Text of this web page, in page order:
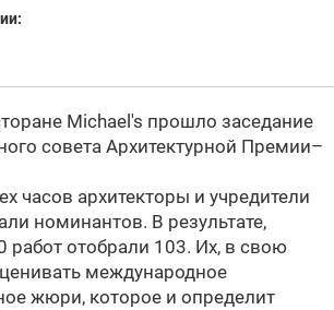
Michael's прошло заседание
советаАрхитектурной Премии–
часов архитекторы и учредители
номинантов. В результате,
работ отобрали 103. Их, в свою
международное
жюри, которое и определит